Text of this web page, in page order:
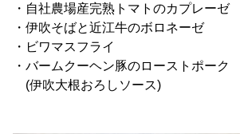
・自社農場産完熟トマトのカプレーゼ
・伊吹そばと近江牛のボロネーゼ
・ビワマスフライ
・バームクーヘン豚のローストポーク
(伊吹大根おろしソース)